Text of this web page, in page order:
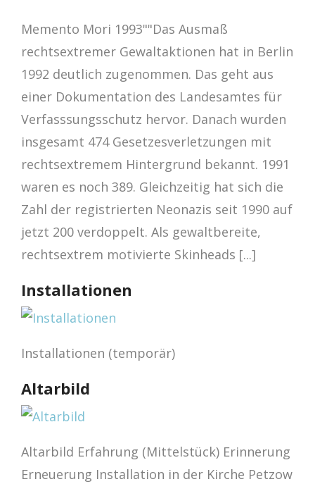
Memento Mori 1993""Das Ausmaß
rechtsextremer Gewaltaktionen hat in Berlin
1992 deutlich zugenommen. Das geht aus
einer Dokumentation des Landesamtes für
Verfasssungsschutz hervor. Danach wurden
insgesamt 474 Gesetzesverletzungen mit
rechtsextremem Hintergrund bekannt. 1991
waren es noch 389. Gleichzeitig hat sich die
Zahl der registrierten Neonazis seit 1990 auf
jetzt 200 verdoppelt. Als gewaltbereite,
rechtsextrem motivierte Skinheads [...]
Installationen
Installationen (temporär)
Altarbild
Altarbild Erfahrung (Mittelstück) Erinnerung
Erneuerung Installation in der Kirche Petzow